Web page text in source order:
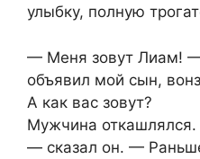
улыбку, полную
— Меня зовут Лиам!
объявил мой сын,
А как вас зовут?
Мужчина
— сказал он. —